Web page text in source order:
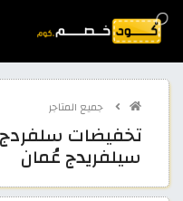
جميع المتاجر
سيلفريدج عُمان